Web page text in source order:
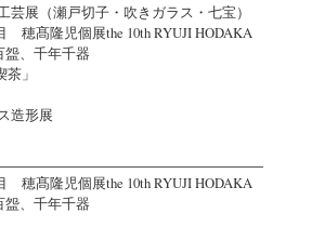
芸展（瀬戸切子・吹きガラス・七宝）
穂髙隆児個展the 10th RYUJI HODAKA
、千年千器
」
造形展
穂髙隆児個展the 10th RYUJI HODAKA
、千年千器